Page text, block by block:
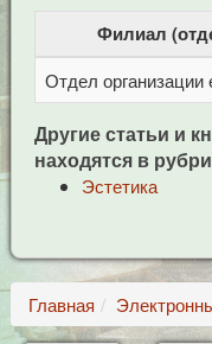
Филиал
Отдел организации
Другие статьи и
находятся в
Эстетика
Главная